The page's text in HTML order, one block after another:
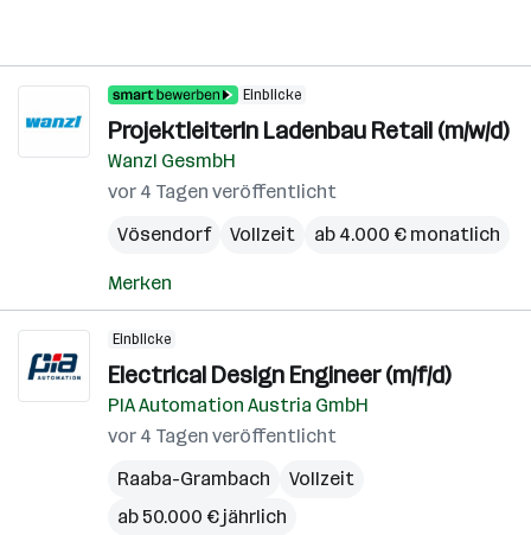
Einblicke
ProjektleiterIn Ladenbau Retail (m/w/d)
Wanzl GesmbH
vor 4 Tagen veröffentlicht
Vösendorf
Vollzeit ab 4.000 € monatlich
Merken
Einblicke
Electrical Design Engineer (m/f/d)
PIA Automation Austria GmbH
vor 4 Tagen veröffentlicht
Raaba-Grambach
Vollzeit
ab 50.000 € jährlich